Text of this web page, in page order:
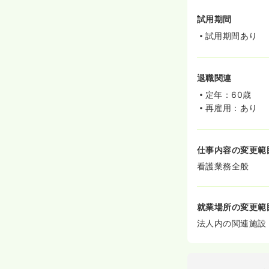
試用期間
試用期間あり
退職関連
定年：60歳
再雇用：あり
仕事内容の変更範
看護業務全般
就業場所の変更範
法人内の関連施設